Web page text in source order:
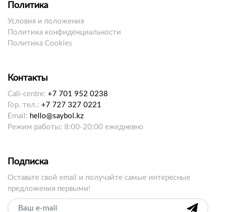
Политика
Условия и положения
Политика конфиденциальности
Политика Cookies
Контакты
Call-centre: +7 701 952 0238
Гор. тел.: +7 727 327 0221
Email: hello@saybol.kz
Режим работы: 8:00-20:00 ежедневно
Подписка
Оставьте свой email и получайте самые интересные
предложения первыми!